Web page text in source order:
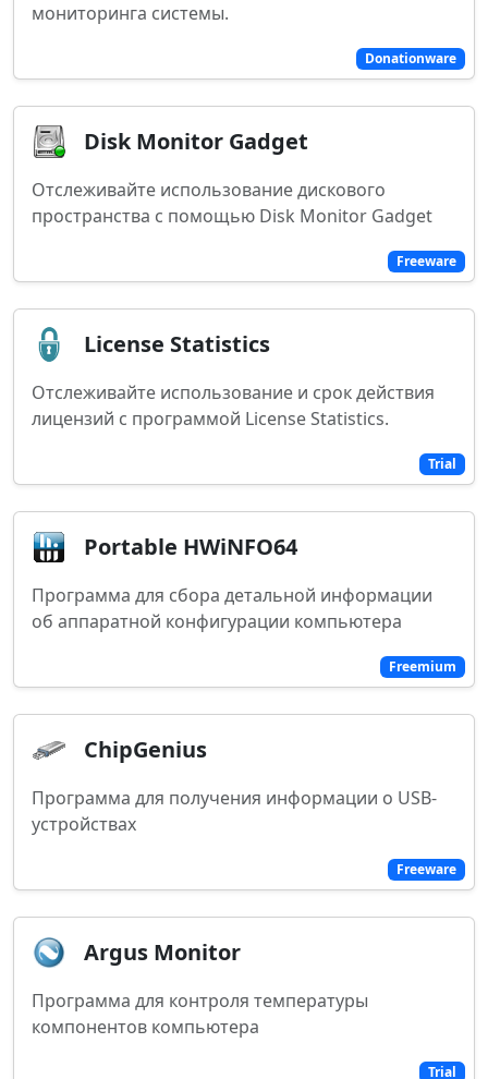
Donationware
мониторинга системы.
Freeware
Disk Monitor Gadget
Отслеживайте использование дискового
пространства с помощью Disk Monitor Gadget
Trial
License Statistics
Отслеживайте использование и срок действия
лицензий с программой License Statistics.
Freemium
Portable HWiNFO64
Программа для сбора детальной информации
об аппаратной конфигурации компьютера
Freeware
ChipGenius
Программа для получения информации о USB-
устройствах
Trial
Argus Monitor
Программа для контроля температуры
компонентов компьютера